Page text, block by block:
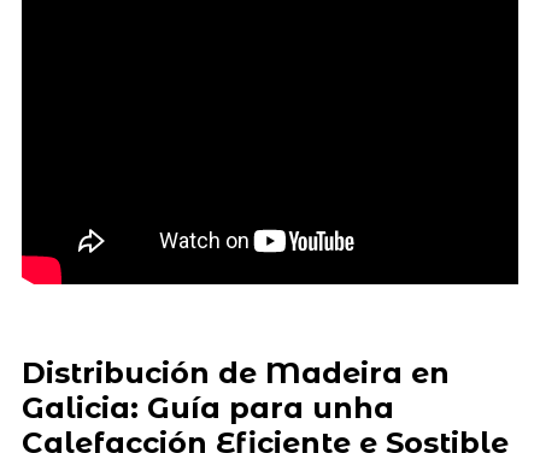
Distribución de Madeira en
Galicia: Guía para unha
Calefacción Eficiente e Sostible